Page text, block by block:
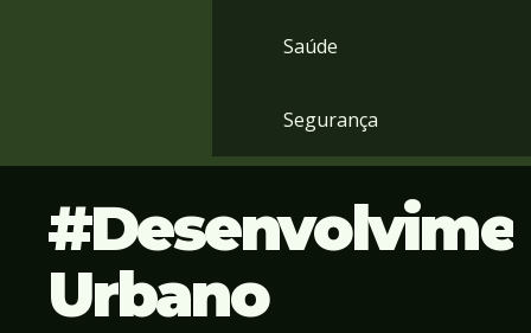
Saúde
Segurança
Urbano